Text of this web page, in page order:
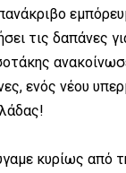
τις δαπάνες
ενός νέου
κυρίως από